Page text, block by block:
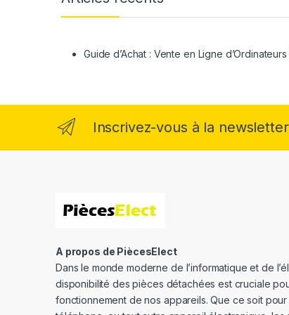
Guide d’Achat : Vente en Ligne
Inscrivez-vous à la newsletter
A propos de PiècesElect
Dans le monde moderne de l’informatique et de
disponibilité des pièces détachées est cruciale
fonctionnement de nos appareils. Que ce soit pour